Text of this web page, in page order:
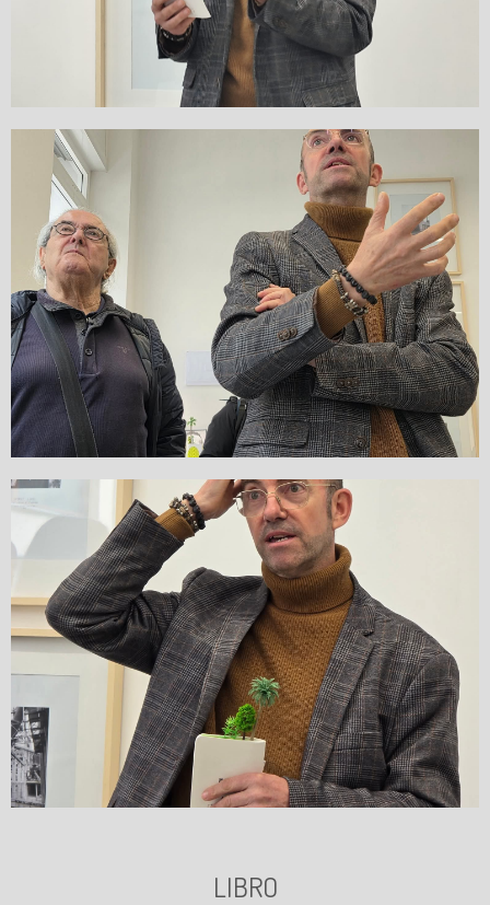
LIBRO